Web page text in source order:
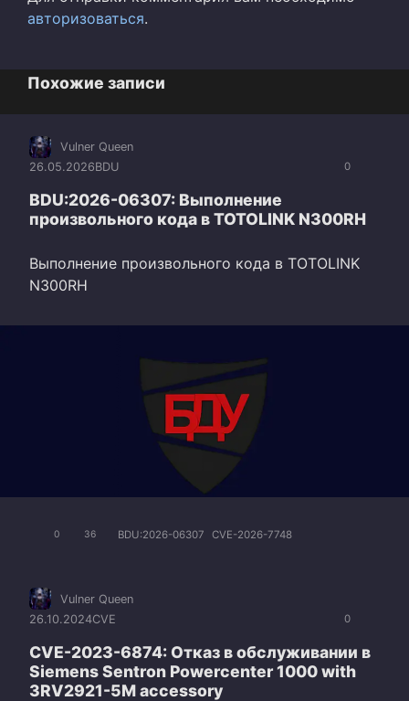
авторизоваться.
Похожие записи
0
Vulner Queen
26.05.2026BDU
BDU:2026-06307: Выполнение
произвольного кода в TOTOLINK N300RH
Выполнение произвольного кода в TOTOLINK
N300RH
0 36 BDU:2026-06307 CVE-2026-7748
0
Vulner Queen
26.10.2024CVE
CVE-2023-6874: Отказ в обслуживании в
Siemens Sentron Powercenter 1000 with
3RV2921-5M accessory